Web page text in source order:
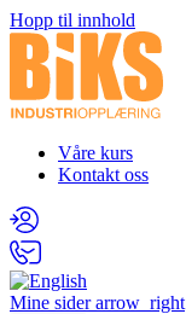
Hopp til innhold
Våre kurs
Kontakt oss
Mine sider arrow_right